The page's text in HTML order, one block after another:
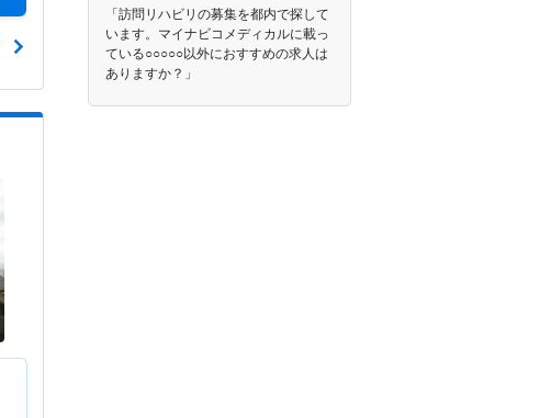
「訪問リハビリの募集を都内で探して
います。マイナビコメディカルに載っ
ている○○○○○以外におすすめの求人は
ありますか？」